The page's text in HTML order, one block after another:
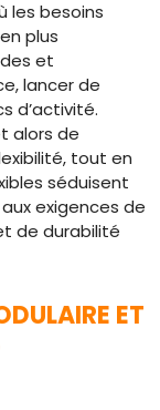
les besoins
plus
et
lancer de
d’activité.
alors de
tout en
séduisent
exigences de
de durabilité
ET